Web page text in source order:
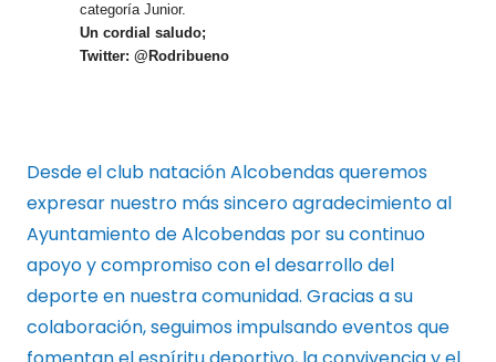
categoría Junior.
Un cordial saludo;
Twitter: @Rodribueno
Desde el club natación Alcobendas queremos
expresar nuestro más sincero agradecimiento al
Ayuntamiento de Alcobendas por su continuo
apoyo y compromiso con el desarrollo del
deporte en nuestra comunidad. Gracias a su
colaboración, seguimos impulsando eventos que